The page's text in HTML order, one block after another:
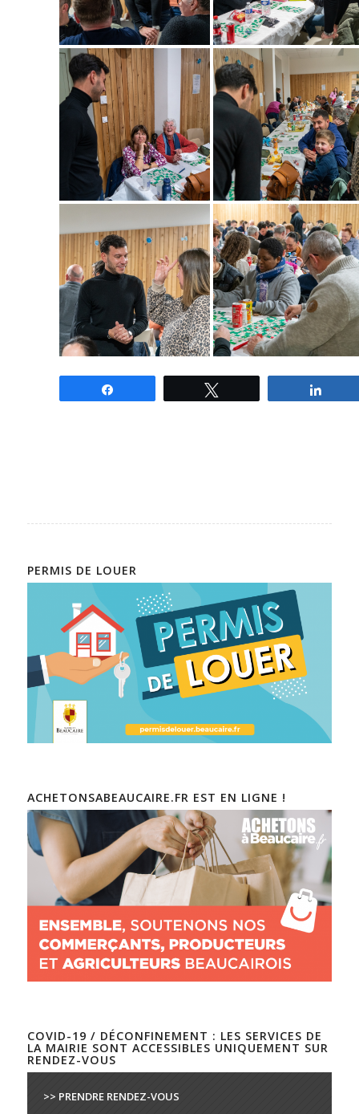
PERMIS DE LOUER
ACHETONSABEAUCAIRE.FR EST EN LIGNE !
COVID-19 / DÉCONFINEMENT : LES SERVICES DE
LA MAIRIE SONT ACCESSIBLES UNIQUEMENT SUR
RENDEZ-VOUS
>> PRENDRE RENDEZ-VOUS